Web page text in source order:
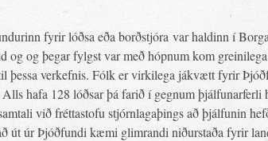
fyrir lóðsa eða borðstjóra var haldinn í
og og þegar fylgst var með hópnum kom
þessa verkefnis. Fólk er virkilega jákvætt fyrir
hafa 128 lóðsar þá farið í gegnum þjálfunarferli
við fréttastofu stjórnlagaþings að þjálfunin
út úr Þjóðfundi kæmi glimrandi niðurstaða fyrir